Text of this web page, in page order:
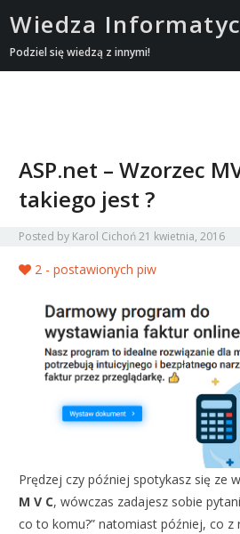
Wiedza
Podziel się wiedzą z innymi!
ASP.net – Wzorzec
takiego jest ?
Posted by Karol Cichoń21 kwietnia, 2016
2 - postawionych piw
Prędzej czy później spotykasz się ze
M V C, wówczas zadajesz sobie
co to komu?” natomiast później, co z